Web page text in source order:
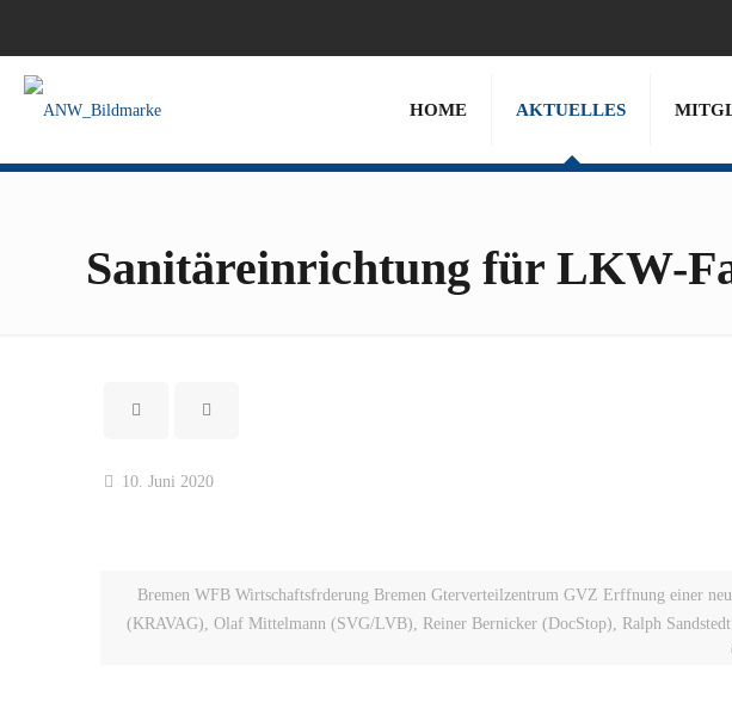
HOME AKTUELLES
Sanitäreinrichtung für LKW-
10. Juni 2020
Bremen WFB Wirtschaftsfrderung Bremen Gterverteilzentrum GVZ Erffnung einer
(KRAVAG), Olaf Mittelmann (SVG/LVB), Reiner Bernicker (DocStop), Ralph